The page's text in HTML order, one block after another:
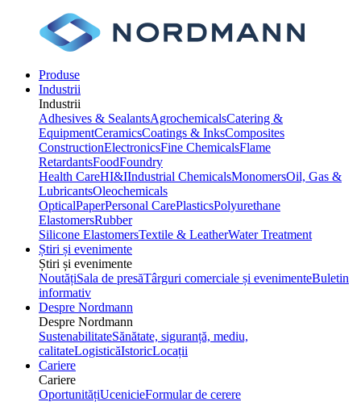
Produse
Industrii
Industrii
Adhesives & SealantsAgrochemicalsCatering &
EquipmentCeramicsCoatings & InksComposites
ConstructionElectronicsFine ChemicalsFlame
RetardantsFoodFoundry
Health CareHI&IIndustrial ChemicalsMonomersOil, Gas &
LubricantsOleochemicals
OpticalPaperPersonal CarePlasticsPolyurethane
ElastomersRubber
Silicone ElastomersTextile & LeatherWater Treatment
Știri și evenimente
Știri și evenimente
NoutățiSala de presăTârguri comerciale și evenimenteBuletin
informativ
Despre Nordmann
Despre Nordmann
SustenabilitateSănătate, siguranță, mediu,
calitateLogisticăIstoricLocații
Cariere
Cariere
OportunitățiUcenicieFormular de cerere